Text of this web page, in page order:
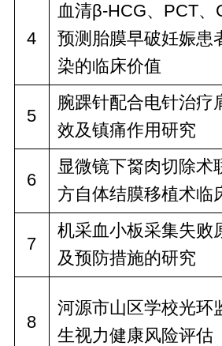
4
血清β-HCG、PCT、
预测胎膜早破妊娠患
染的临床价值
5
腕踝针配合电针治疗
效及镇痛作用研究
6
显微镜下胬肉切除术
方自体结膜移植术临
7
机采血小板采集失败
及预防措施的研究
8
河源市山区学校光环
生视力健康风险评估